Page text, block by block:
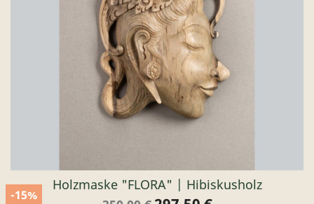
Holzmaske "FLORA" | Hibiskusholz
-15%